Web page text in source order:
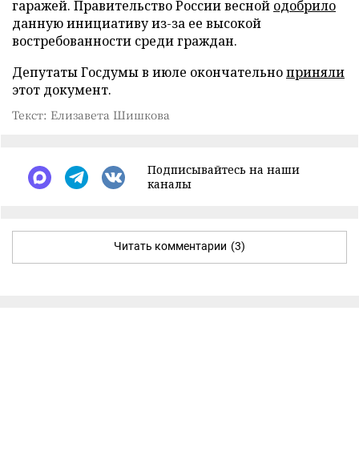
гаражей. Правительство России весной одобрило
данную инициативу из-за ее высокой
востребованности среди граждан.
Депутаты Госдумы в июле окончательноприняли
этот документ.
Текст: Елизавета Шишкова
Подписывайтесь на наши
каналы
Читать комментарии (3)